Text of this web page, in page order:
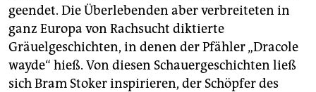
geendet. Die Überlebenden aber verbreiteten in
ganz Europa von Rachsucht diktierte
Gräuelgeschichten, in denen der Pfähler „Dracole
wayde“ hieß. Von diesen Schauergeschichten ließ
sich Bram Stoker inspirieren, der Schöpfer des